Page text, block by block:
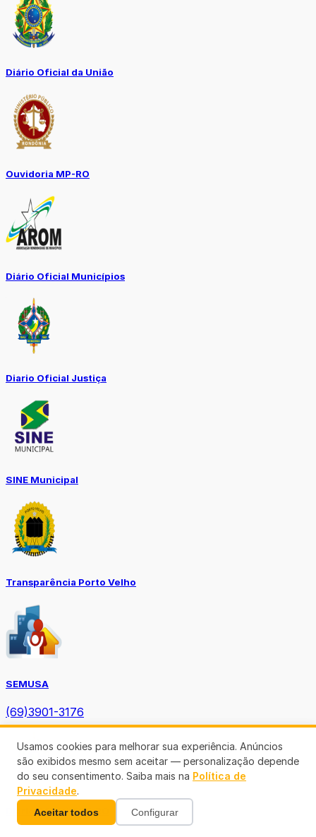
Diário Oficial da União
Ouvidoria MP-RO
Diário Oficial Municípios
Diario Oficial Justiça
SINE Municipal
Transparência Porto Velho
SEMUSA
(69)3901-3176
Diário Oficial TCE-RO
Usamos cookies para melhorar sua experiência. Anúncios
são exibidos mesmo sem aceitar — personalização depende
do seu consentimento. Saiba mais na Política de
Privacidade.
Aceitar todos Configurar